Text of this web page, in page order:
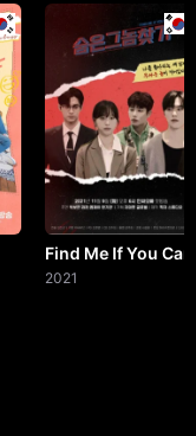
Find Me If You Can
2021